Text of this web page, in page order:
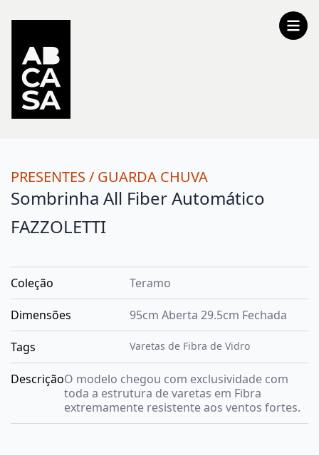
PRESENTES / GUARDA CHUVA
Sombrinha All Fiber Automático
FAZZOLETTI
Coleção Teramo
Dimensões 95cm Aberta 29.5cm Fechada
Tags Varetas de Fibra de Vidro
DescriçãoO modelo chegou com exclusividade com
toda a estrutura de varetas em Fibra
extremamente resistente aos ventos fortes.